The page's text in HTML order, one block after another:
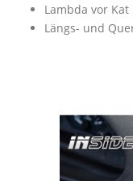
Lambda vor
Längs- und